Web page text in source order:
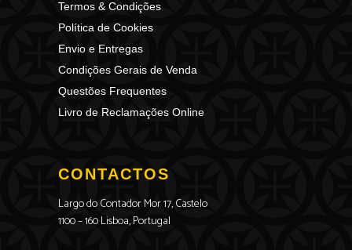
Termos & Condições
Política de Cookies
Envio e Entregas
Condições Gerais de Venda
Questões Frequentes
Livro de Reclamações Online
CONTACTOS
Largo do Contador Mor 17, Castelo
1100 – 160 Lisboa, Portugal